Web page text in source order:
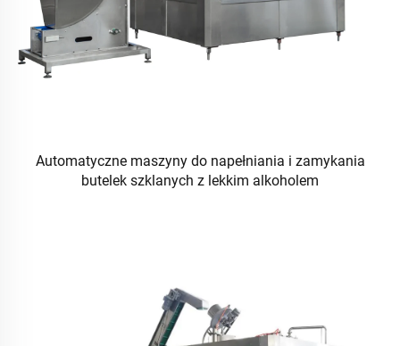
Automatyczne maszyny do napełniania i zamykania
butelek szklanych z lekkim alkoholem